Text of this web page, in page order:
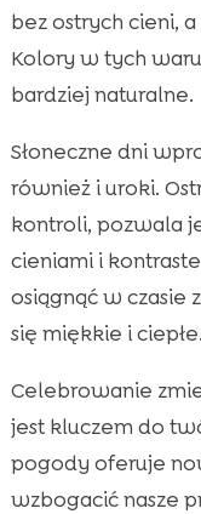
bez ostrych cieni,
Kolory w tych
bardziej naturalne.
Słoneczne dni
również i uroki.
kontroli, pozwala
cieniami i
osiągnąć w czasie
się miękkie i ciepłe.
Celebrowanie
jest kluczem do
pogody oferuje
wzbogacić nasze